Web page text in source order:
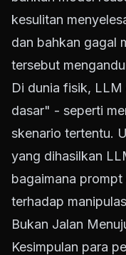
kesulitan
dan bahkan gagal
tersebut
Di dunia fisik,
dasar" - seperti
skenario tertentu.
yang dihasilkan
bagaimana
terhadap
Bukan Jalan
Kesimpulan para